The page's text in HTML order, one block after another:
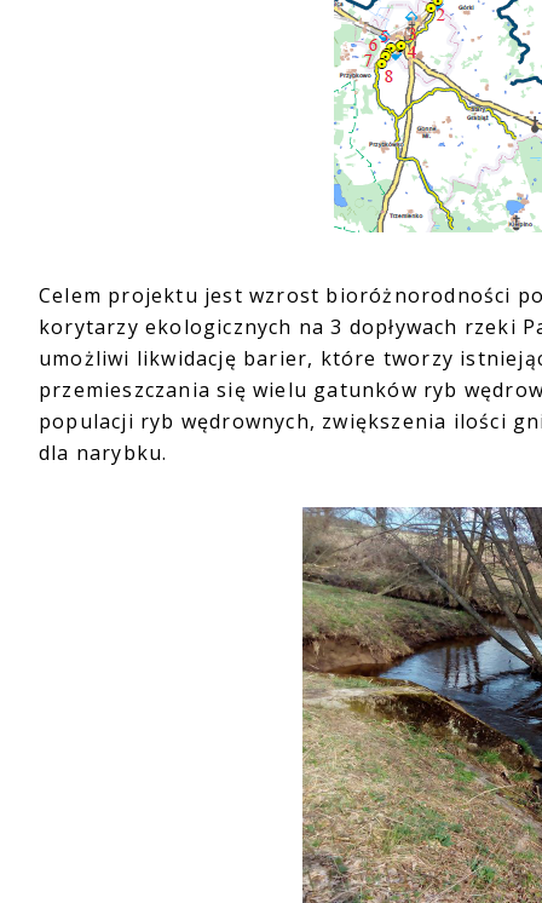
Celem projektu jest wzrost bioróżnorodności
korytarzy ekologicznych na 3 dopływach rzeki
umożliwi likwidację barier, które tworzy
przemieszczania się wielu gatunków ryb
populacji ryb wędrownych, zwiększenia ilości
dla narybku.